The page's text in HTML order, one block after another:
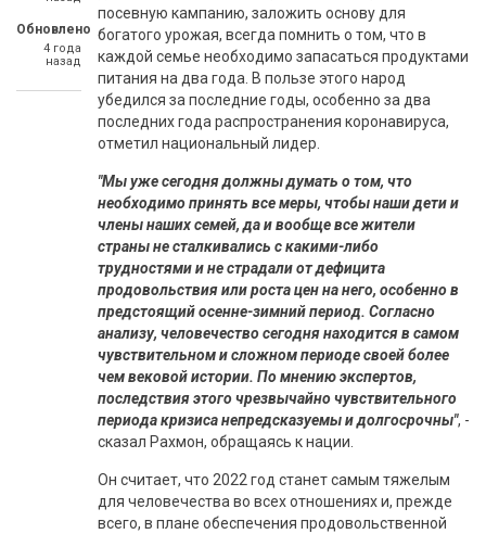
Обновлено
4 года
назад
посевную кампанию, заложить основу для
богатого урожая, всегда помнить о том, что в
каждой семье необходимо запасаться продуктами
питания на два года. В пользе этого народ
убедился за последние годы, особенно за два
последних года распространения коронавируса,
отметил национальный лидер.
"Мы уже сегодня должны думать о том, что
необходимо принять все меры, чтобы наши дети и
члены наших семей, да и вообще все жители
страны не сталкивались с какими-либо
трудностями и не страдали от дефицита
продовольствия или роста цен на него, особенно в
предстоящий осенне-зимний период. Согласно
анализу, человечество сегодня находится в самом
чувствительном и сложном периоде своей более
чем вековой истории. По мнению экспертов,
последствия этого чрезвычайно чувствительного
периода кризиса непредсказуемы и долгосрочны", -
сказал Рахмон, обращаясь к нации.
Он считает, что 2022 год станет самым тяжелым
для человечества во всех отношениях и, прежде
всего, в плане обеспечения продовольственной